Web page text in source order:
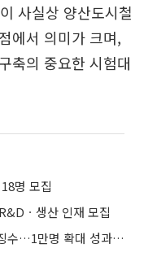
사실상 양산도시철
에서 의미가 크며,
축의 중요한 시험대
명 모집
ㆍ생산 인재 모집
국세 체납관리단 80일간 100억원 징수…1만명 확대 성과 시험대